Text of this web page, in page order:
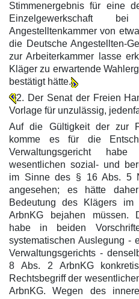
Stimmenergebnis für eine
Angestelltenkammer von
die Deutsche Angestellten-
zur Arbeiterkammer lasse
Kläger zu erwartende
bestätigt hätte.
2. Der Senat der Freien
Vorlage für unzulässig,
Auf die Gültigkeit der zur
komme es für die
Verwaltungsgericht
wesentlichen sozial- und
im Sinne des § 16 Abs. 5
angesehen; es hätte
Bedeutung des Klägers
ArbnKG bejahen müssen.
habe in beiden
systematischen Auslegung -
Verwaltungsgerichts -
8 Abs. 2 ArbnKG
Rechtsbegriff der
ArbnKG. Wegen des